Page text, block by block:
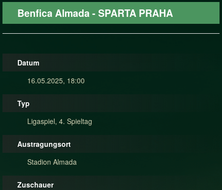
Benfica Almada - SPARTA PRAHA
Datum
16.05.2025, 18:00
Typ
Ligaspiel, 4. Spieltag
Austragungsort
Stadion Almada
Zuschauer